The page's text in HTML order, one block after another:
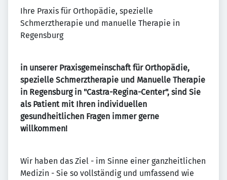
Ihre Praxis für Orthopädie, spezielle
Schmerztherapie und manuelle Therapie in
Regensburg
in unserer Praxisgemeinschaft für Orthopädie,
spezielle Schmerztherapie und Manuelle Therapie
in Regensburg in "Castra-Regina-Center", sind Sie
als Patient mit Ihren individuellen
gesundheitlichen Fragen immer gerne
willkommen!
Wir haben das Ziel - im Sinne einer ganzheitlichen
Medizin - Sie so vollständig und umfassend wie